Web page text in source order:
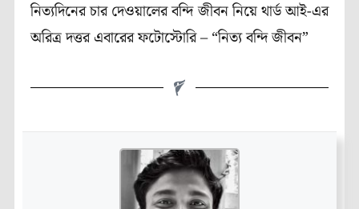
নিত্যদিনের চার দেওয়ালের বন্দি জীবন নিয়ে থার্ড আই-এর
অরিত্র দত্তর এবারের ফটোস্টোরি – “নিত্য বন্দি জীবন”